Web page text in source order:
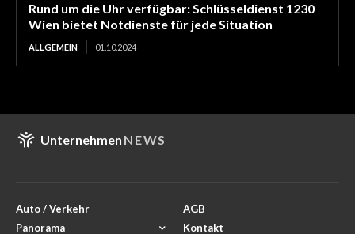
Rund um die Uhr verfügbar: Schlüsseldienst 1230
Wien bietet Notdienste für jede Situation
ALLGEMEIN 01.10.2024
Unternehmen NEWS
Auto / Verkehr
Panorama
AGB
Kontakt